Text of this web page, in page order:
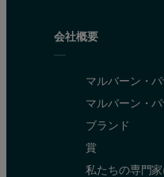
会社概要
マルバーン・
マルバーン・
ブランド
賞
私たちの専門